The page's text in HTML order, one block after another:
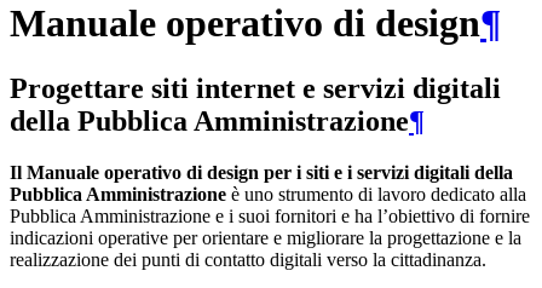
Manuale operativo di design¶
Progettare siti internet e servizi digitali
della Pubblica Amministrazione¶
Il Manuale operativo di design per i siti e i servizi digitali della
Pubblica Amministrazione è uno strumento di lavoro dedicato alla
Pubblica Amministrazione e i suoi fornitori e ha l’obiettivo di fornire
indicazioni operative per orientare e migliorare la progettazione e la
realizzazione dei punti di contatto digitali verso la cittadinanza.